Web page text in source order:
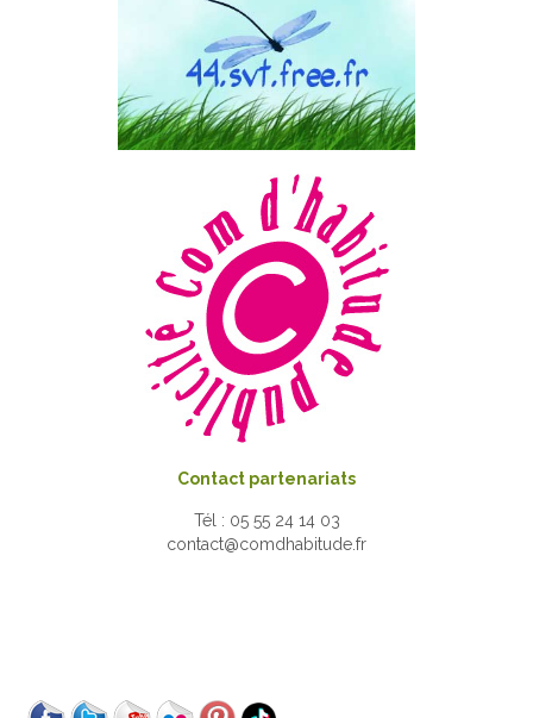
Contact partenariats
Tél : 05 55 24 14 03
contact@comdhabitude.fr